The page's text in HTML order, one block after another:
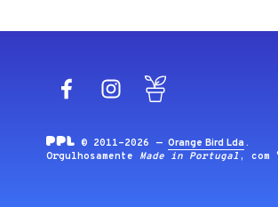
FacebookInstagram
© 2011-2026 —Orange Bird Lda .
Orgulhosamente Made in Portugal , com